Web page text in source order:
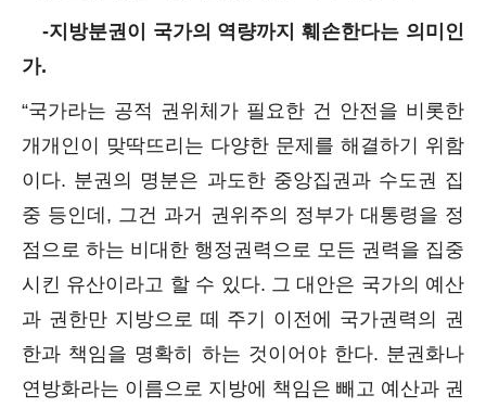
-지방분권이 국가의 역량까지 훼손한다는 의미인
가.
“국가라는 공적 권위체가 필요한 건 안전을 비롯한
개개인이 맞딱뜨리는 다양한 문제를 해결하기 위함
이다. 분권의 명분은 과도한 중앙집권과 수도권 집
중 등인데, 그건 과거 권위주의 정부가 대통령을 정
점으로 하는 비대한 행정권력으로 모든 권력을 집중
시킨 유산이라고 할 수 있다. 그 대안은 국가의 예산
과 권한만 지방으로 떼 주기 이전에 국가권력의 권
한과 책임을 명확히 하는 것이어야 한다. 분권화나
연방화라는 이름으로 지방에 책임은 빼고 예산과 권